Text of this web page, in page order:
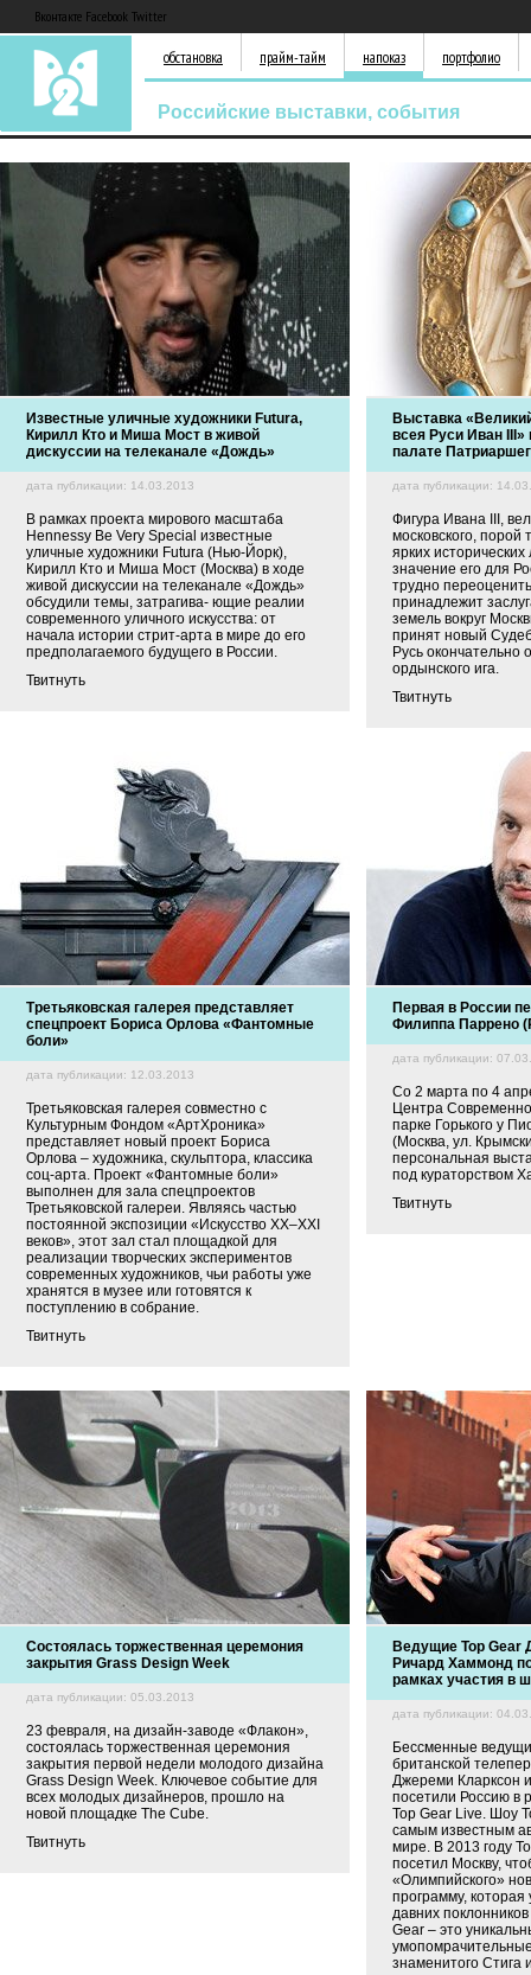
Вконтакте Facebook Twitter
обстановка прайм-тайм напоказ портфолио
Российские выставки, события
Известные уличные художники Futura,
Кирилл Кто и Миша Мост в живой
дискуссии на телеканале «Дождь»
дата публикации: 14.03.2013
В рамках проекта мирового масштаба
Hennessy Be Very Special известные
уличные художники Futura (Нью-Йорк),
Кирилл Кто и Миша Мост (Москва) в ходе
живой дискуссии на телеканале «Дождь»
обсудили темы, затрагива- ющие реалии
современного уличного искусства: от
начала истории стрит-арта в мире до его
предполагаемого будущего в России.
Твитнуть
Выставка
всея Руси Иван
палате
дата публикации:
Фигура Ивана III,
московского, порой
ярких
значение его для
трудно
принадлежит
земель вокруг
принят новый
Русь окончательно
ордынского ига.
Твитнуть
Третьяковская галерея представляет
спецпроект Бориса Орлова «Фантомные
боли»
дата публикации: 12.03.2013
Третьяковская галерея совместно с
Культурным Фондом «АртХроника»
представляет новый проект Бориса
Орлова – художника, скульптора, классика
соц-арта. Проект «Фантомные боли»
выполнен для зала спецпроектов
Третьяковской галереи. Являясь частью
постоянной экспозиции «Искусство XX–XXI
веков», этот зал стал площадкой для
реализации творческих экспериментов
современных художников, чьи работы уже
хранятся в музее или готовятся к
поступлению в собрание.
Твитнуть
Первая в России
Филиппа Паррено
дата публикации:
Со 2 марта по 4
Центра
парке Горького у
(Москва, ул.
персональная
под кураторством
Твитнуть
Состоялась торжественная церемония
закрытия Grass Design Week
дата публикации: 05.03.2013
23 февраля, на дизайн-заводе «Флакон»,
состоялась торжественная церемония
закрытия первой недели молодого дизайна
Grass Design Week. Ключевое событие для
всех молодых дизайнеров, прошло на
новой площадке The Cube.
Твитнуть
Ведущие Top Gear
Ричард Хаммонд
рамках участия в
дата публикации:
Бессменные
британской
Джереми Кларксон
посетили Россию в
Top Gear Live. Шоу
самым известным
мире. В 2013 году
посетил Москву,
«Олимпийского»
программу,
давних
Gear – это
знаменитого Стига